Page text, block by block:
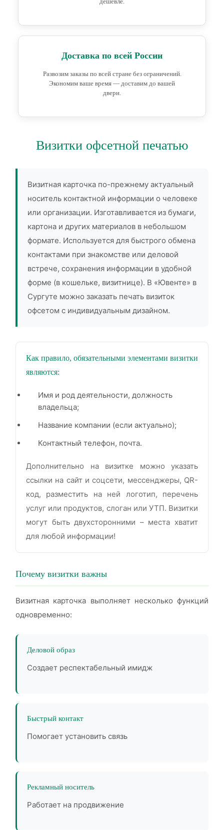
Доставка по всей России
Развозим заказы по всей стране без ограничений.
Экономим ваше время — доставим до вашей
двери.
Визитки офсетной печатью
Визитная карточка по-прежнему актуальный
носитель контактной информации о человеке
или организации. Изготавливается из бумаги,
картона и других материалов в небольшом
формате. Используется для быстрого обмена
контактами при знакомстве или деловой
встрече, сохранения информации в удобной
форме (в кошельке, визитнице). В «Ювенте» в
Сургуте можно заказать печать визиток
офсетом с индивидуальным дизайном.
Как правило, обязательными элементами визитки
являются:
Имя и род деятельности, должность
владельца;
Название компании (если актуально);
Контактный телефон, почта.
Дополнительно на визитке можно указать
ссылки на сайт и соцсети, мессенджеры, QR-
код, разместить на ней логотип, перечень
услуг или продуктов, слоган или УТП. Визитки
могут быть двухсторонними – места хватит
для любой информации!
Почему визитки важны
Визитная карточка выполняет несколько функций
одновременно:
Деловой образ
Создает респектабельный имидж
Быстрый контакт
Помогает установить связь
Рекламный носитель
Работает на продвижение